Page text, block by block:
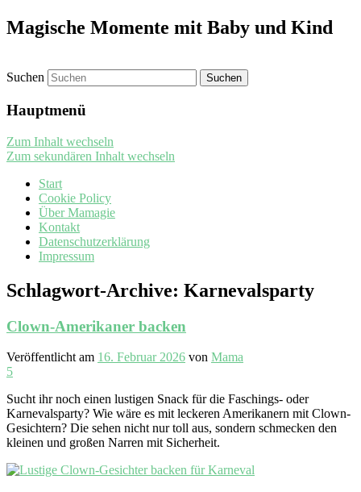
Magische Momente mit Baby und Kind
Suchen
Hauptmenü
Zum Inhalt wechseln
Zum sekundären Inhalt wechseln
Start
Cookie Policy
Über Mamagie
Kontakt
Datenschutzerklärung
Impressum
Schlagwort-Archive: Karnevalsparty
Clown-Amerikaner backen
Veröffentlicht am 16. Februar 2026 von Mama
5
Sucht ihr noch einen lustigen Snack für die Faschings- oder
Karnevalsparty? Wie wäre es mit leckeren Amerikanern mit Clown-
Gesichtern? Die sehen nicht nur toll aus, sondern schmecken den
kleinen und großen Narren mit Sicherheit.